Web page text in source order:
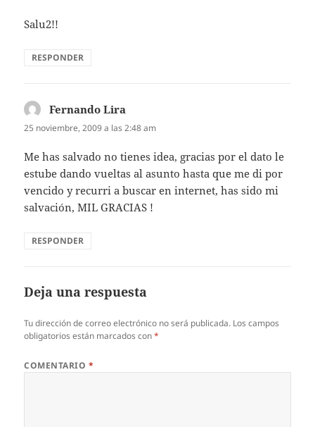
Salu2!!
RESPONDER
Fernando Lira
25 noviembre, 2009 a las 2:48 am
Me has salvado no tienes idea, gracias por el dato le
estube dando vueltas al asunto hasta que me di por
vencido y recurri a buscar en internet, has sido mi
salvación, MIL GRACIAS !
RESPONDER
Deja una respuesta
Tu dirección de correo electrónico no será publicada. Los campos
obligatorios están marcados con*
COMENTARIO *